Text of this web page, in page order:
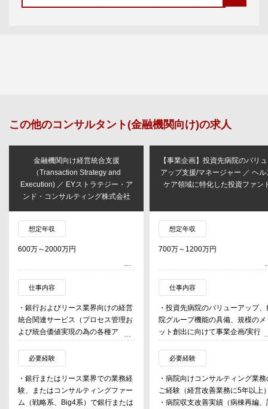
この他のコンサルタント(金融機関向け)の求人
金融機関向け経営統合支援
（Transaction Strategy and
Execution) ／ EYストラテジー・ア
ンド・コンサルティング株式会社
想定年収
600万～2000万円
仕事内容
・銀行およびリース業界向けの経営
統合関連サービス（プロセス管理お
よび統合価値実現の為の各種アドバ
イザリー業務）
・会社・部門分割（カーブアウト・
セパレーション）・Divestiture 関連
サービス
・M&Aにおけるオペレーショナル・
デューディリジェンスの実施
必要経験
・銀行またはリース業界での業務経
験、またはコンサルティングファー
ム（戦略系、Big4系）で銀行または
【事業企画】投資先病院のバリ
アップ支援/マネージャー ／ ヘル
ケア領域に特化した投資ファン
想定年収
700万～1200万円
仕事内容
・投資先病院のバリューアップ、
院グループ機能の具備、規模のメ
ット創出に向けて事業企画/実行
当。必要に応じて、本部と病院を
来しつつ業務遂行。
・新規事業の企画/立案/成果の創
・人材採用（投資先医療職の本部
よるサポート）、人事制度等の共
化検討
必要経験
・病院向けコンサルティング業務
ご経験（経営改善業務に5年以上
・病院収支改善実績（病棟再編、